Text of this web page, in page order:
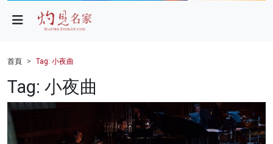
財經
健康
首頁 Tag: 小夜曲
Tag: 小夜曲